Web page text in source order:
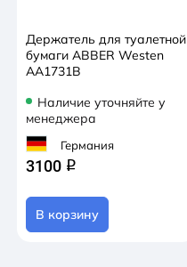
Держатель для туалетной
бумаги ABBER Westen
AA1731B
Наличие уточняйте у
менеджера
Германия
3100 q
В корзину